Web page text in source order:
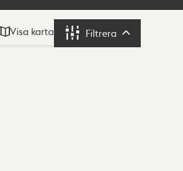
Visa karta Filtrera Filtrera